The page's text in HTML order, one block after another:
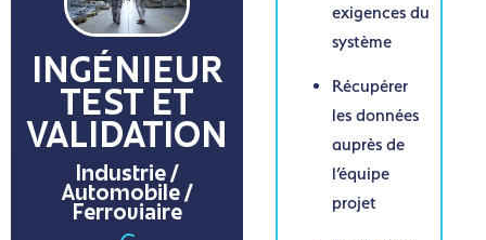
INGÉNIEUR
TEST ET
VALIDATION
Industrie /
Automobile /
Ferroviaire
exigences du
système
Récupérer
les données
auprès de
l’équipe
projet